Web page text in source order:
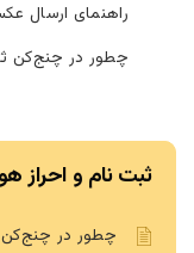
راهنمای ارسال
چطور در چنج‌کن
ثبت نام و احراز
چطور در چنج‌کن